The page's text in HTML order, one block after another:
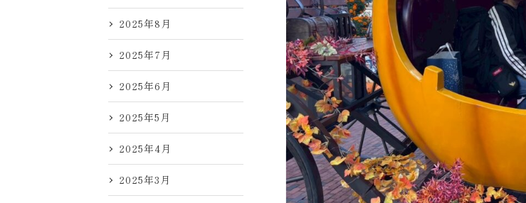
2025年8月
2025年7月
2025年6月
2025年5月
2025年4月
2025年3月